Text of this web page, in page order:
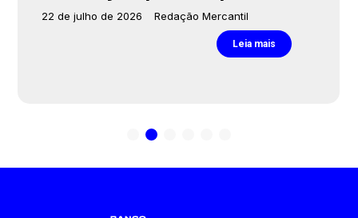
22 de julho de 2026 Redação Mercantil
Leia mais